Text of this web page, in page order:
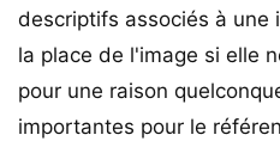
descriptifs associés à une
la place de l'image si elle
pour une raison
importantes pour le